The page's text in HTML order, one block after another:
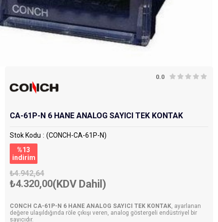
0.0
CA-61P-N 6 HANE ANALOG SAYICI TEK KONTAK
Stok Kodu
(CONCH-CA-61P-N)
%13
i̇ndirim
₺4.942,64
₺4.320,00(KDV Dahil)
CONCH CA-61P-N 6 HANE ANALOG SAYICI TEK KONTAK , ayarlanan
değere ulaşıldığında röle çıkışı veren, analog göstergeli endüstriyel bir
sayıcıdır.